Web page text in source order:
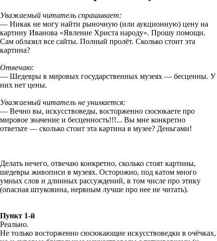
Уважаемый читатель спрашивает:
— Никак не могу найти рыночную (или аукционную) цену на
картину Иванова «Явление Христа народу». Прошу помощи.
Сам облазил все сайты. Полный пролёт. Сколько стоит эта
картина?
Отвечаю:
— Шедевры в мировых государственных музеях — бесценны. У
них нет цены.
Уважаемый читатель не унимается:
— Вечно вы, искусствоведы, восторженно сюсюкаете про
мировое значение и бесценность!!!... Вы мне конкретно
ответьте — сколько стоит эта картина в музее? Деньгами!
Делать нечего, отвечаю конкретно, сколько стоят картины,
шедевры живописи в музеях. Осторожно, под катом много
умных слов и длинных рассуждений, в том числе про этику
(опасная штуковина, нервным лучше про нее не читать).
Пункт 1-й
Реально.
Не только восторженно сюсюкающие искусствоведки в очёчках,